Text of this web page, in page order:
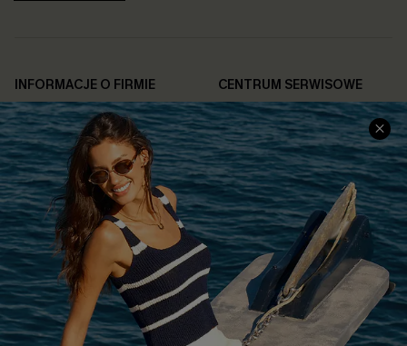
INFORMACJE O FIRMIE
O NAS
Opinie Klientów
Polityka Prywatności
Warunki & Zasady
Łańcuch Dostaw Cupshe
20% Zniżki na SMS
CENTRUM SERWISOWE
Informacje o Wysyłce
Jak Śledzić
Polityka Zwrotów
Rozpocznij Zwrot
Informacje o Rozmiarach
FAQS
Kontakt z Nami